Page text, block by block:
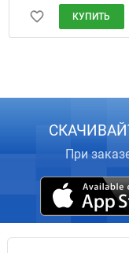
КУПИТЬ
При